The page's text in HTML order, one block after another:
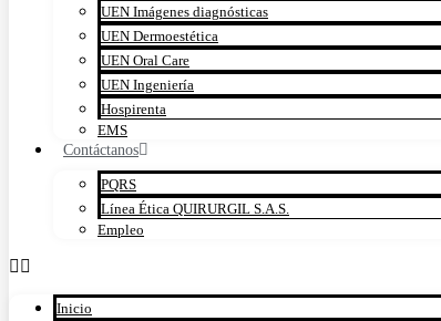
UEN Imágenes diagnósticas
UEN Dermoestética
UEN Oral Care
UEN Ingeniería
Hospirenta
EMS
Contáctanos
PQRS
Línea Ética QUIRURGIL S.A.S.
Empleo
Inicio